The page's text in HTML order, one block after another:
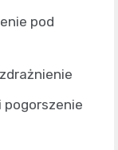
pod
pogorszenie